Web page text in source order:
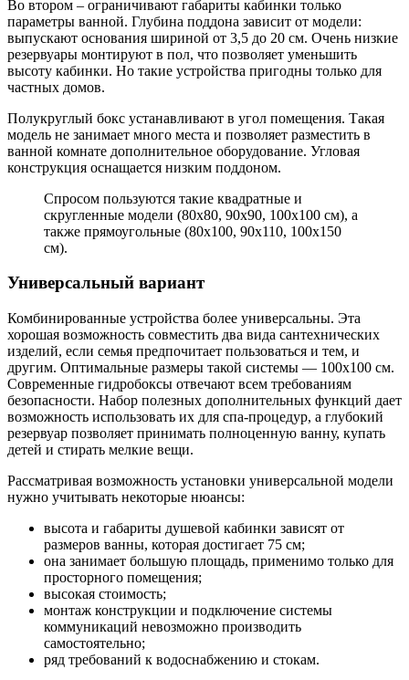
Во втором – ограничивают габариты кабинки только
параметры ванной. Глубина поддона зависит от модели:
выпускают основания шириной от 3,5 до 20 см. Очень низкие
резервуары монтируют в пол, что позволяет уменьшить
высоту кабинки. Но такие устройства пригодны только для
частных домов.
Полукруглый бокс устанавливают в угол помещения. Такая
модель не занимает много места и позволяет разместить в
ванной комнате дополнительное оборудование. Угловая
конструкция оснащается низким поддоном.
Спросом пользуются такие квадратные и
скругленные модели (80х80, 90х90, 100х100 см), а
также прямоугольные (80х100, 90х110, 100х150
см).
Универсальный вариант
Комбинированные устройства более универсальны. Эта
хорошая возможность совместить два вида сантехнических
изделий, если семья предпочитает пользоваться и тем, и
другим. Оптимальные размеры такой системы — 100х100 см.
Современные гидробоксы отвечают всем требованиям
безопасности. Набор полезных дополнительных функций дает
возможность использовать их для спа-процедур, а глубокий
резервуар позволяет принимать полноценную ванну, купать
детей и стирать мелкие вещи.
Рассматривая возможность установки универсальной модели
нужно учитывать некоторые нюансы:
высота и габариты душевой кабинки зависят от
размеров ванны, которая достигает 75 см;
она занимает большую площадь, применимо только для
просторного помещения;
высокая стоимость;
монтаж конструкции и подключение системы
коммуникаций невозможно производить
самостоятельно;
ряд требований к водоснабжению и стокам.